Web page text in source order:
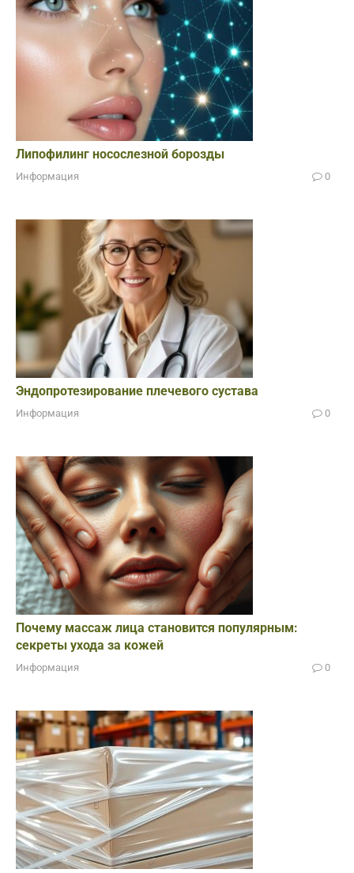
Липофилинг носослезной борозды
Информация 0
Эндопротезирование плечевого сустава
Информация 0
Почему массаж лица становится популярным:
секреты ухода за кожей
Информация 0